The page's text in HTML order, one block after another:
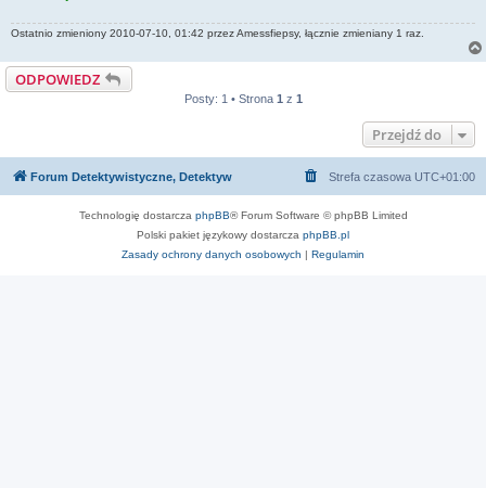
Ostatnio zmieniony 2010-07-10, 01:42 przezAmessfiepsy, łącznie zmieniany 1 raz.
ODPOWIEDZ
Posty: 1 • Strona 1 z 1
Przejdź do
Forum Detektywistyczne, Detektyw Strefa czasowa UTC+01:00
Technologię dostarcza phpBB® Forum Software © phpBB Limited
Polski pakiet językowy dostarcza phpBB.pl
Zasady ochrony danych osobowych | Regulamin